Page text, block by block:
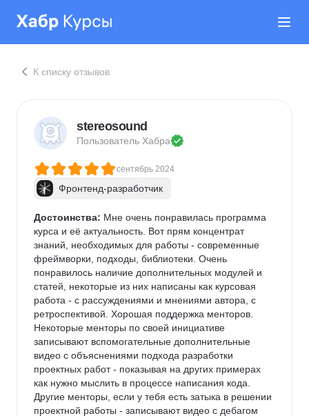
К списку отзывов
stereosound
Пользователь Хабра
сентябрь 2024
Фронтенд-разработчик
Достоинства: Мне очень понравилась программа
курса и её актуальность. Вот прям концентрат
знаний, необходимых для работы - современные
фреймворки, подходы, библиотеки. Очень
понравилось наличие дополнительных модулей и
статей, некоторые из них написаны как курсовая
работа - с рассуждениями и мнениями автора, с
ретроспективой. Хорошая поддержка менторов.
Некоторые менторы по своей инициативе
записывают вспомогательные дополнительные
видео с объяснениями подхода разработки
проектных работ - показывая на других примерах
как нужно мыслить в процессе написания кода.
Другие менторы, если у тебя есть затыка в решении
проектной работы - записывают видео с дебагом